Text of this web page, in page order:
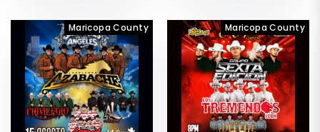
Maricopa County Maricopa County